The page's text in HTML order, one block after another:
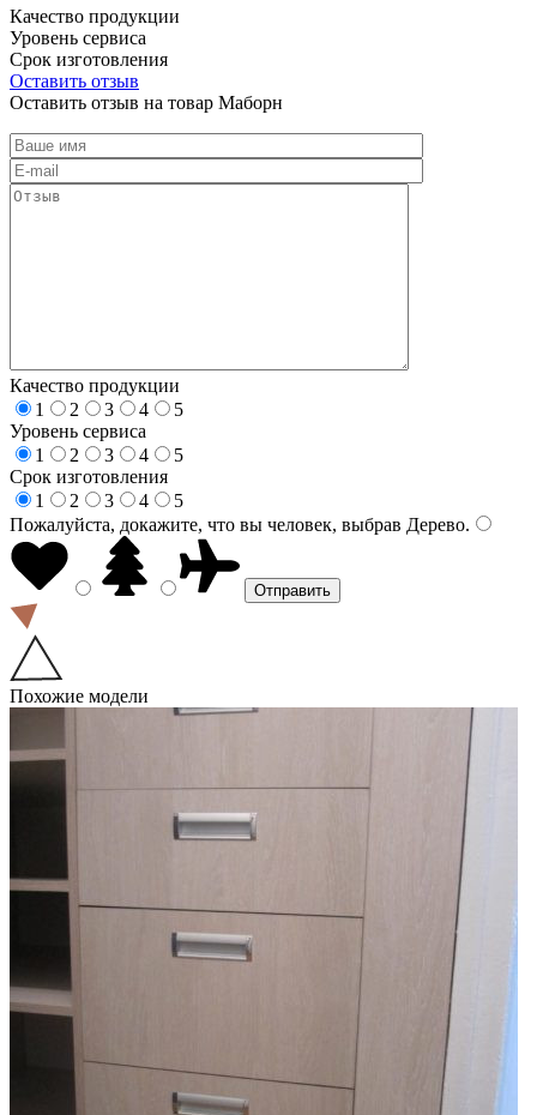
Качество продукции
Уровень сервиса
Срок изготовления
Оставить отзыв
Оставить отзыв на товар Маборн
Качество продукции
1
2 3 4
5
Уровень сервиса
1
2 3 4
5
Срок изготовления
1
2 3 4
5
Пожалуйста, докажите, что вы человек, выбрав Дерево.
Похожие модели